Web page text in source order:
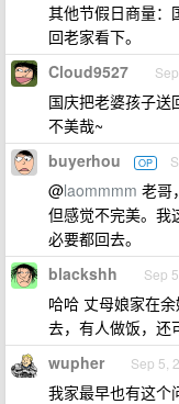
其他节假日商量：
回老家看下。
Cloud9527
国庆把老婆孩子送
不美哉~
buyerhou OP
@laommmm 老哥
但感觉不完美。我
必要都回去。
blackshh Sep
哈哈 丈母娘家在
去，有人做饭，还
wupher Sep 5,
我家最早也有这个